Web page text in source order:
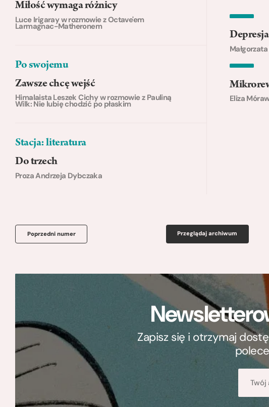
Miłość wymaga różnicy
Luce Irigaray w rozmowie z Octave'em
Larmagnac-Matheronem
Po swojemu
Zawsze chcę wejść
Himalaista Leszek Cichy w rozmowie z Pauliną
Wilk: Nie lubię chodzić po płaskim
Stacja: literatura
Do trzech
Proza Andrzeja Dybczaka
Eliza
Poprzedni numer Przeglądaj archiwum
Zapisz się i otrzymaj